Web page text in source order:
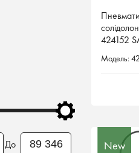
До
424152
Модель:
424152
Модель:
New
New